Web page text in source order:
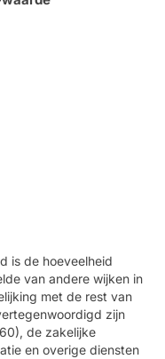
is de hoeveelheid
van andere wijken in
met de rest van
zijn
de zakelijke
en overige diensten